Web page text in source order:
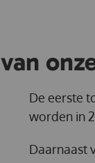
De eerste
worden in
Daarnaast